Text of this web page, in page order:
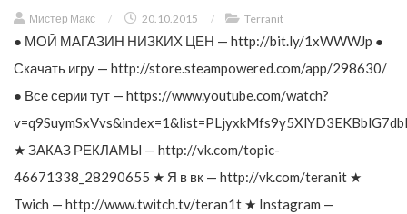
Мистер Макс / 20.10.2015 / Terranit
● МОЙ МАГАЗИН НИЗКИХ ЦЕН — http://bit.ly/1xWWWJp ●
Скачать игру — http://store.steampowered.com/app/298630/
● Все серии тут — https://www.youtube.com/watch?
★ ЗАКАЗ РЕКЛАМЫ — http://vk.com/topic-
46671338_28290655 ★ Я в вк — http://vk.com/teranit ★
Twich — http://www.twitch.tv/teran1t ★ Instagram —